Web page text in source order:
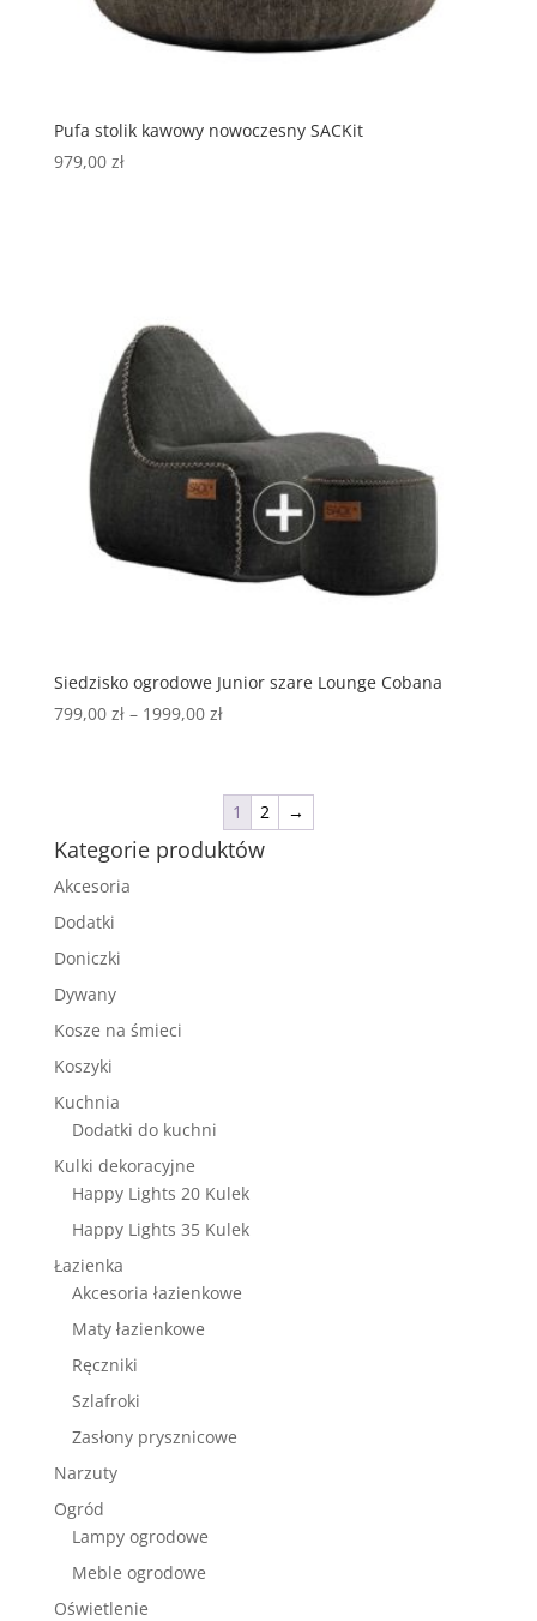
Pufa stolik kawowy nowoczesny SACKit
979,00 zł
Siedzisko ogrodowe Junior szare Lounge Cobana
799,00 zł– 1999,00 zł
1 2 →
Kategorie produktów
Akcesoria
Dodatki
Doniczki
Dywany
Kosze na śmieci
Koszyki
Kuchnia
Dodatki do kuchni
Kulki dekoracyjne
Happy Lights 20 Kulek
Happy Lights 35 Kulek
Łazienka
Akcesoria łazienkowe
Maty łazienkowe
Ręczniki
Szlafroki
Zasłony prysznicowe
Narzuty
Ogród
Lampy ogrodowe
Meble ogrodowe
Oświetlenie